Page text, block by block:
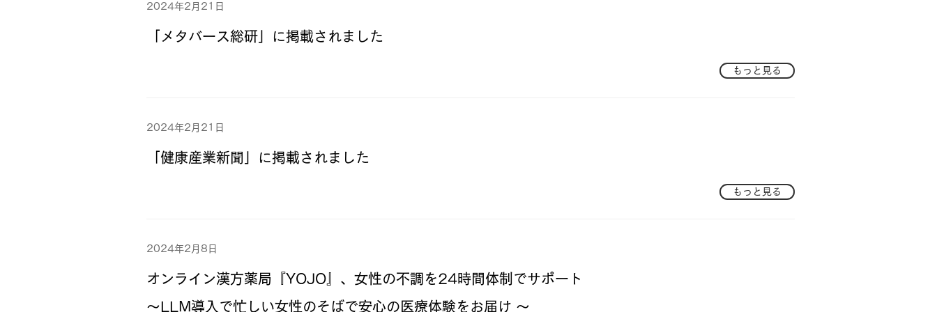
2024年2月21日
「メタバース総研」に掲載されました
もっと見る
2024年2月21日
「健康産業新聞」に掲載されました
もっと見る
2024年2月8日
オンライン漢方薬局『YOJO』、女性の不調を24時間体制でサポート
～LLM導入で忙しい女性のそばで安心の医療体験をお届け ～